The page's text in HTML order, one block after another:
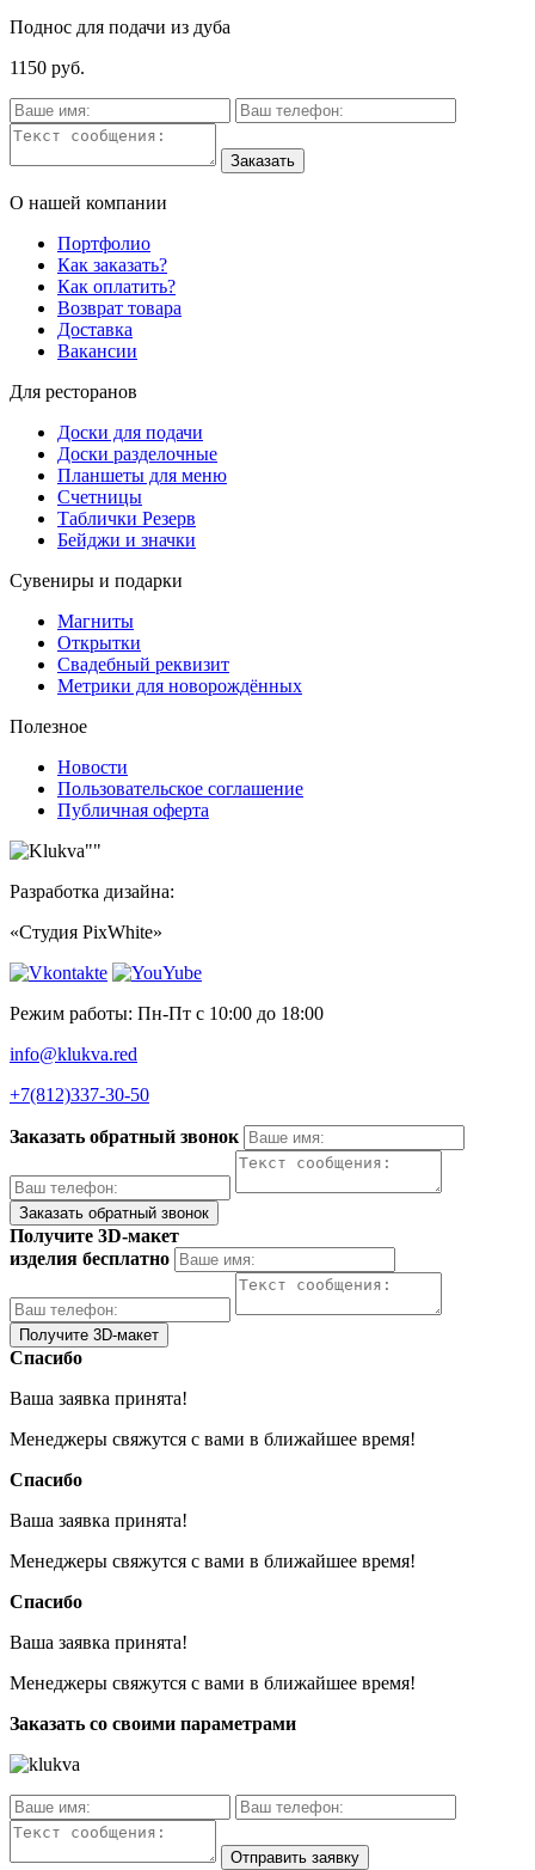
Поднос для подачи из дуба
1150 руб.
О нашей компании
Портфолио
Как заказать?
Как оплатить?
Возврат товара
Доставка
Вакансии
Для ресторанов
Доски для подачи
Доски разделочные
Планшеты для меню
Счетницы
Таблички Резерв
Бейджи и значки
Сувениры и подарки
Магниты
Открытки
Свадебный реквизит
Метрики для новорождённых
Полезное
Новости
Пользовательское соглашение
Публичная оферта
Разработка дизайна:
«Студия PixWhite»
Режим работы: Пн-Пт с 10:00 до 18:00
info@klukva.red
+7(812)337‑30-50
Заказать обратный звонок
Получите 3D-макет
изделия бесплатно
Спасибо
Ваша заявка принята!
Менеджеры свяжутся с вами в ближайшее время!
Спасибо
Ваша заявка принята!
Менеджеры свяжутся с вами в ближайшее время!
Спасибо
Ваша заявка принята!
Менеджеры свяжутся с вами в ближайшее время!
Заказать со своими параметрами